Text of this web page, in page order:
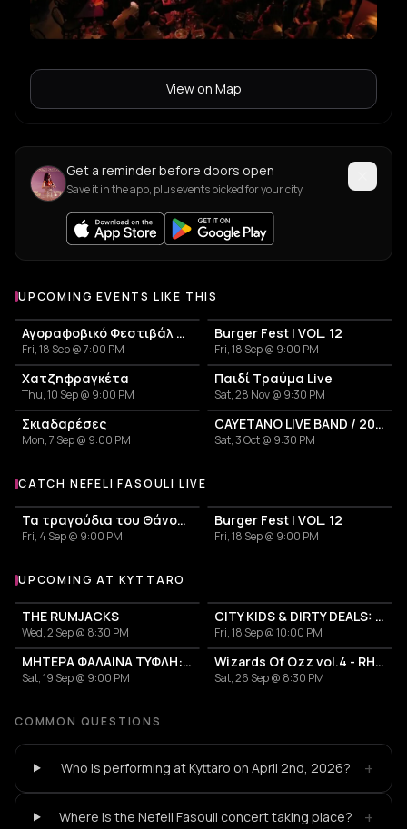
View on Map
Get a reminder before doors open
Save it in the app, plus events picked for your city.
UPCOMING EVENTS LIKE THIS
Αγοραφοβικό Φεστιβάλ 2026
Fri, 18 Sep @ 7:00 PM
Burger Fest | VOL. 12
Fri, 18 Sep @ 9:00 PM
Χατζηφραγκέτα
Thu, 10 Sep @ 9:00 PM
Παιδί Τραύμα Live
Sat, 28 Nov @ 9:30 PM
Σκιαδαρέσες
Mon, 7 Sep @ 9:00 PM
CAYETANO LIVE BAND / 2026 TOUR
Sat, 3 Oct @ 9:30 PM
More events with Nefeli Fasouli
CATCH NEFELI FASOULI LIVE
Τα τραγούδια του Θάνου Μικρούτσικου: Πάντα γελαστοί και γελασμένοι
Fri, 4 Sep @ 9:00 PM
Burger Fest | VOL. 12
Fri, 18 Sep @ 9:00 PM
More events at Kyttaro
UPCOMING AT KYTTARO
THE RUMJACKS
Wed, 2 Sep @ 8:30 PM
CITY KIDS & DIRTY DEALS: The MOTORHEAD & AC/DC Tribute
Fri, 18 Sep @ 10:00 PM
ΜΗΤΕΡΑ ΦΑΛΑΙΝΑ ΤΥΦΛΗ: 20 ΧΡΟΝΙΑ ΑΝΑΔΥΣΕΙΣ
Sat, 19 Sep @ 9:00 PM
Wizards Of Ozz vol.4 - RHOADS OF REVELATION
Sat, 26 Sep @ 8:30 PM
COMMON QUESTIONS
Who is performing at Kyttaro on April 2nd, 2026? +
Where is the Nefeli Fasouli concert taking place? +